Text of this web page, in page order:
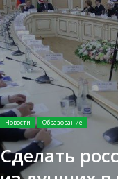
Новости Образование
Сделать